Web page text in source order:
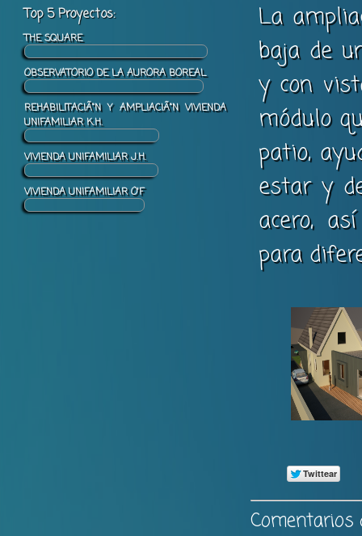
Top 5 Proyectos:
THE SQUARE
OBSERVATORIO DE LA AURORA BOREAL
REHABILITACIÃ“N Y AMPLIACIÃ“N VIVIENDA
UNIFAMILIAR K.H.
VIVIENDA UNIFAMILIAR J.H.
VIVIENDA UNIFAMILIAR O'F
La
baja de
y con
módulo
patio,
estar y
acero,
para
Comentarios